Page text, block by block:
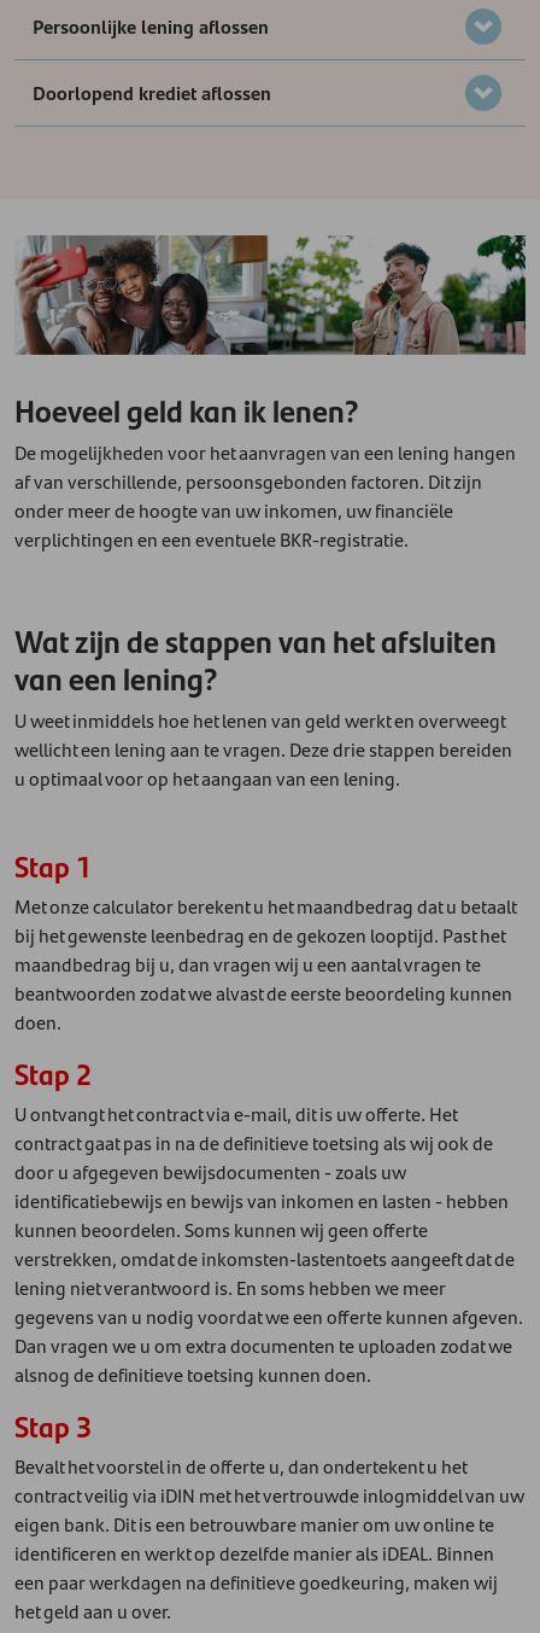
Persoonlijke lening aflossen
Doorlopend krediet aflossen
Hoeveel geld kan ik lenen?
De mogelijkheden voor het aanvragen van een lening hangen
af van verschillende, persoonsgebonden factoren. Dit zijn
onder meer de hoogte van uw inkomen, uw financiële
verplichtingen en een eventuele BKR-registratie.
Wat zijn de stappen van het afsluiten
van een lening?
U weet inmiddels hoe het lenen van geld werkt en overweegt
wellicht een lening aan te vragen. Deze drie stappen bereiden
u optimaal voor op het aangaan van een lening.
Stap 1
Met onze calculator berekent u het maandbedrag dat u betaalt
bij het gewenste leenbedrag en de gekozen looptijd. Past het
maandbedrag bij u, dan vragen wij u een aantal vragen te
beantwoorden zodat we alvast de eerste beoordeling kunnen
doen.
Stap 2
U ontvangt het contract via e-mail, dit is uw offerte. Het
contract gaat pas in na de definitieve toetsing als wij ook de
door u afgegeven bewijsdocumenten - zoals uw
identificatiebewijs en bewijs van inkomen en lasten - hebben
kunnen beoordelen. Soms kunnen wij geen offerte
verstrekken, omdat de inkomsten-lastentoets aangeeft dat de
lening niet verantwoord is. En soms hebben we meer
gegevens van u nodig voordat we een offerte kunnen afgeven.
Dan vragen we u om extra documenten te uploaden zodat we
alsnog de definitieve toetsing kunnen doen.
Stap 3
Bevalt het voorstel in de offerte u, dan ondertekent u het
contract veilig via iDIN met het vertrouwde inlogmiddel van uw
eigen bank. Dit is een betrouwbare manier om uw online te
identificeren en werkt op dezelfde manier als iDEAL. Binnen
een paar werkdagen na definitieve goedkeuring, maken wij
het geld aan u over.